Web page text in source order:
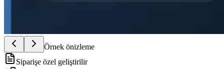
Örnek önizleme
Siparişe özel geliştirilir